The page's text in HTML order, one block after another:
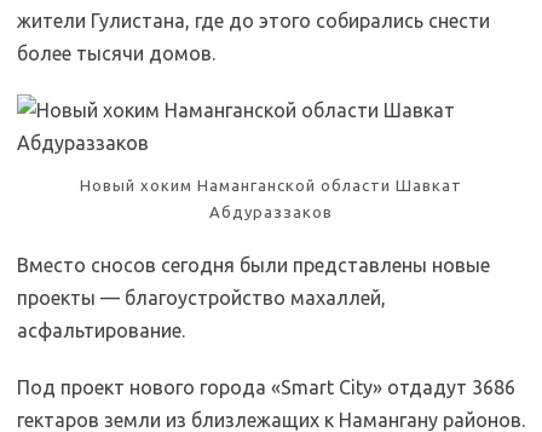
жители Гулистана, где до этого собирались снести
более тысячи домов.
Новый хоким Наманганской области Шавкат
Абдураззаков
Вместо сносов сегодня были представлены новые
проекты — благоустройство махаллей,
асфальтирование.
Под проект нового города «Smart City» отдадут 3686
гектаров земли из близлежащих к Намангану районов.